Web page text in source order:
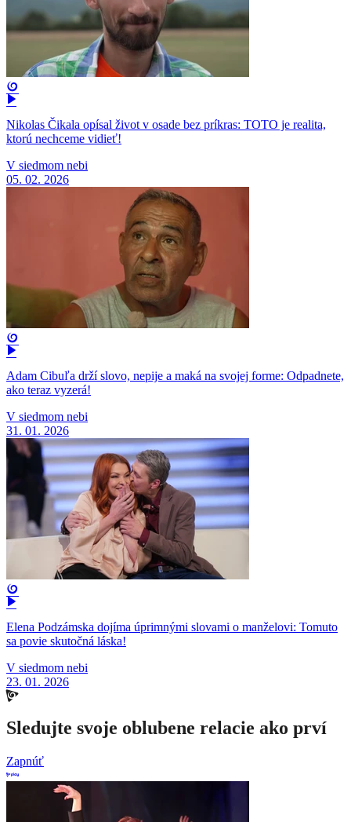
Nikolas Čikala opísal život v osade bez príkras: TOTO je realita,
ktorú nechceme vidieť!
V siedmom nebi
05. 02. 2026
Adam Cibuľa drží slovo, nepije a maká na svojej forme: Odpadnete,
ako teraz vyzerá!
V siedmom nebi
31. 01. 2026
Elena Podzámska dojíma úprimnými slovami o manželovi: Tomuto
sa povie skutočná láska!
V siedmom nebi
23. 01. 2026
Sledujte svoje oblubene relacie ako prví
Zapnúť